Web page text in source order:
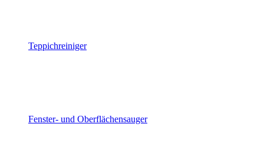
Teppichreiniger
Fenster- und Oberflächensauger